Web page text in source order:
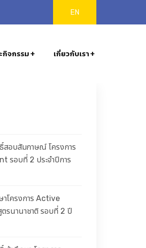
EN
กิจกรรม เกี่ยวกับเรา
สอบสัมภาษณ์ โครงการ
รอบที่ 2 ประจำปีการ
โครงการ Active
รนานาชาติ รอบที่ 2 ปี